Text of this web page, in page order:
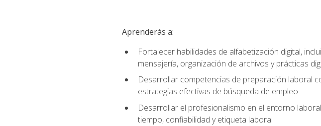
Aprenderás a:
Fortalecer habilidades de alfabetización digital,
mensajería, organización de archivos y prácticas
Desarrollar competencias de preparación laboral
estrategias efectivas de búsqueda de empleo
Desarrollar el profesionalismo en el entorno
tiempo, confiabilidad y etiqueta laboral